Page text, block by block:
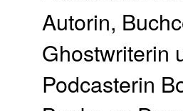
Autorin,
Ghostwriterin
Podcasterin